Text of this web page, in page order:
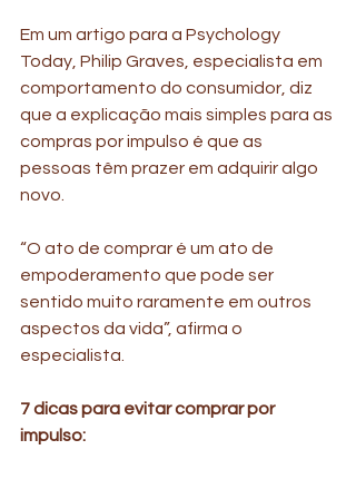
Em um artigo para a Psychology
Today, Philip Graves, especialista em
comportamento do consumidor, diz
que a explicação mais simples para as
compras por impulso é que as
pessoas têm prazer em adquirir algo
novo.
“O ato de comprar é um ato de
empoderamento que pode ser
sentido muito raramente em outros
aspectos da vida”, afirma o
especialista.
7 dicas para evitar comprar por
impulso: